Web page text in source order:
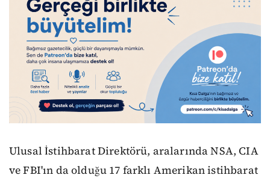
Ulusal İstihbarat Direktörü, aralarında NSA, CIA
ve FBI'ın da olduğu 17 farklı Amerikan istihbarat